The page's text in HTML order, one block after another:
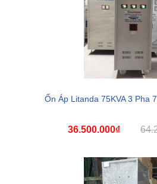
Ổn Áp Litanda 75KVA 3 Pha
36.500.000₫